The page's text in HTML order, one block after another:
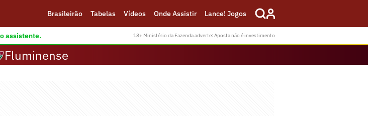
Brasileirão Tabelas Vídeos Onde Assistir Lance! Jogos
assistente. 18+ Ministério da Fazenda adverte: Aposta não é investimento
Fluminense